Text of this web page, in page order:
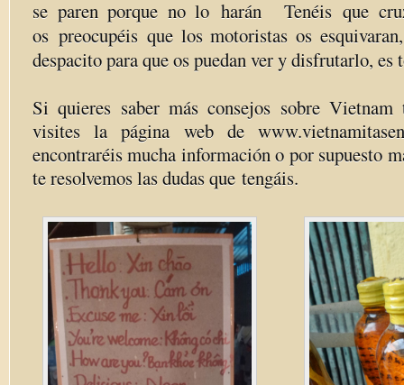
se paren porque no lo harán Tenéis que
os preocupéis que los motoristas os
despacito para que os puedan ver y disfrutarlo, es
Si quieres saber más consejos sobre
visites la página web de
encontraréis mucha información o por supuesto
te resolvemos las dudas que tengáis.